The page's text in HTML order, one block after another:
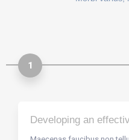
1
Developing an